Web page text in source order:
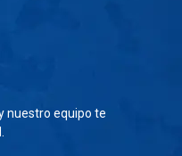
nuestro equipo te